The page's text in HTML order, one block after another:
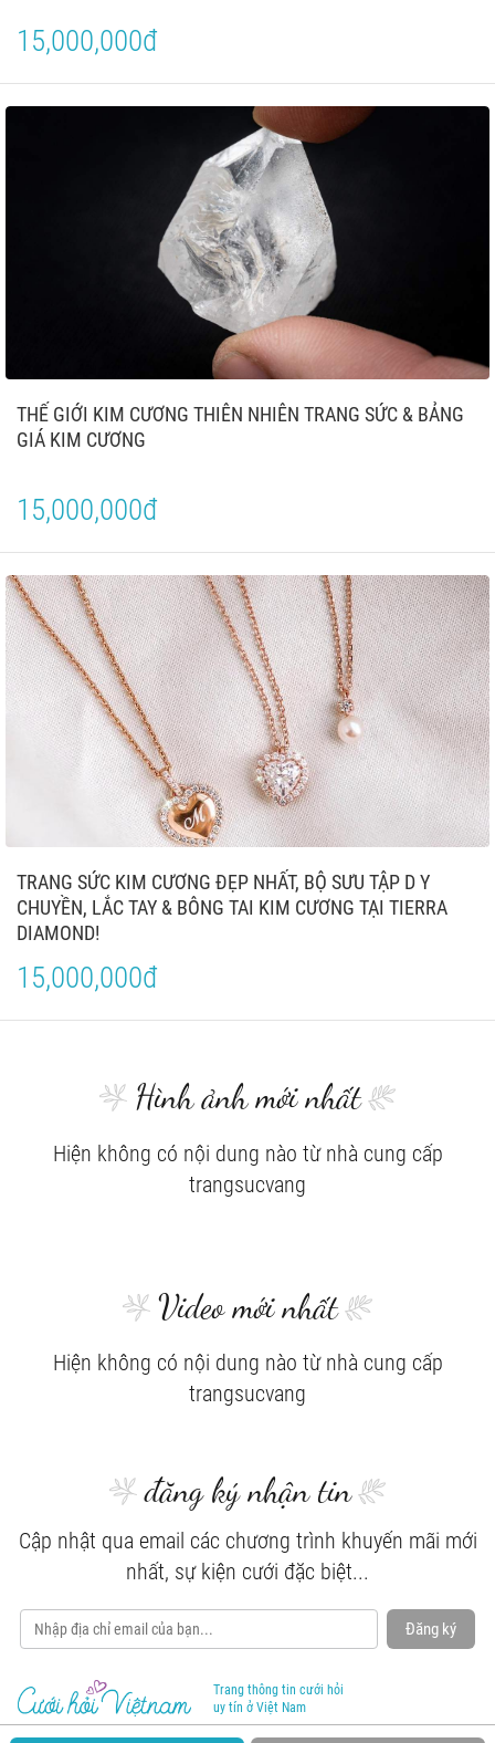
15,000,000đ
THẾ GIỚI KIM CƯƠNG THIÊN NHIÊN TRANG SỨC & BẢNG
GIÁ KIM CƯƠNG
15,000,000đ
TRANG SỨC KIM CƯƠNG ĐẸP NHẤT, BỘ SƯU TẬP D Y
CHUYỀN, LẮC TAY & BÔNG TAI KIM CƯƠNG TẠI TIERRA
DIAMOND!
15,000,000đ
Hình ảnh mới nhất
Hiện không có nội dung nào từ nhà cung cấp
trangsucvang
Video mới nhất
Hiện không có nội dung nào từ nhà cung cấp
trangsucvang
đăng ký nhận tin
Cập nhật qua email các chương trình khuyến mãi mới
nhất, sự kiện cưới đặc biệt...
Đăng ký
Trang thông tin cưới hỏi
uy tín ở Việt Nam